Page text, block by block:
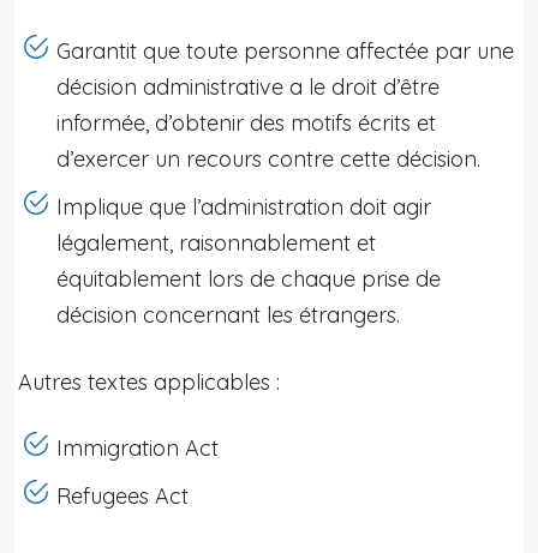
Garantit que toute personne affectée par une
décision administrative a le droit d’être
informée, d’obtenir des motifs écrits et
d’exercer un recours contre cette décision.
Implique que l’administration doit agir
légalement, raisonnablement et
équitablement lors de chaque prise de
décision concernant les étrangers.
Autres textes applicables :
Immigration Act
Refugees Act